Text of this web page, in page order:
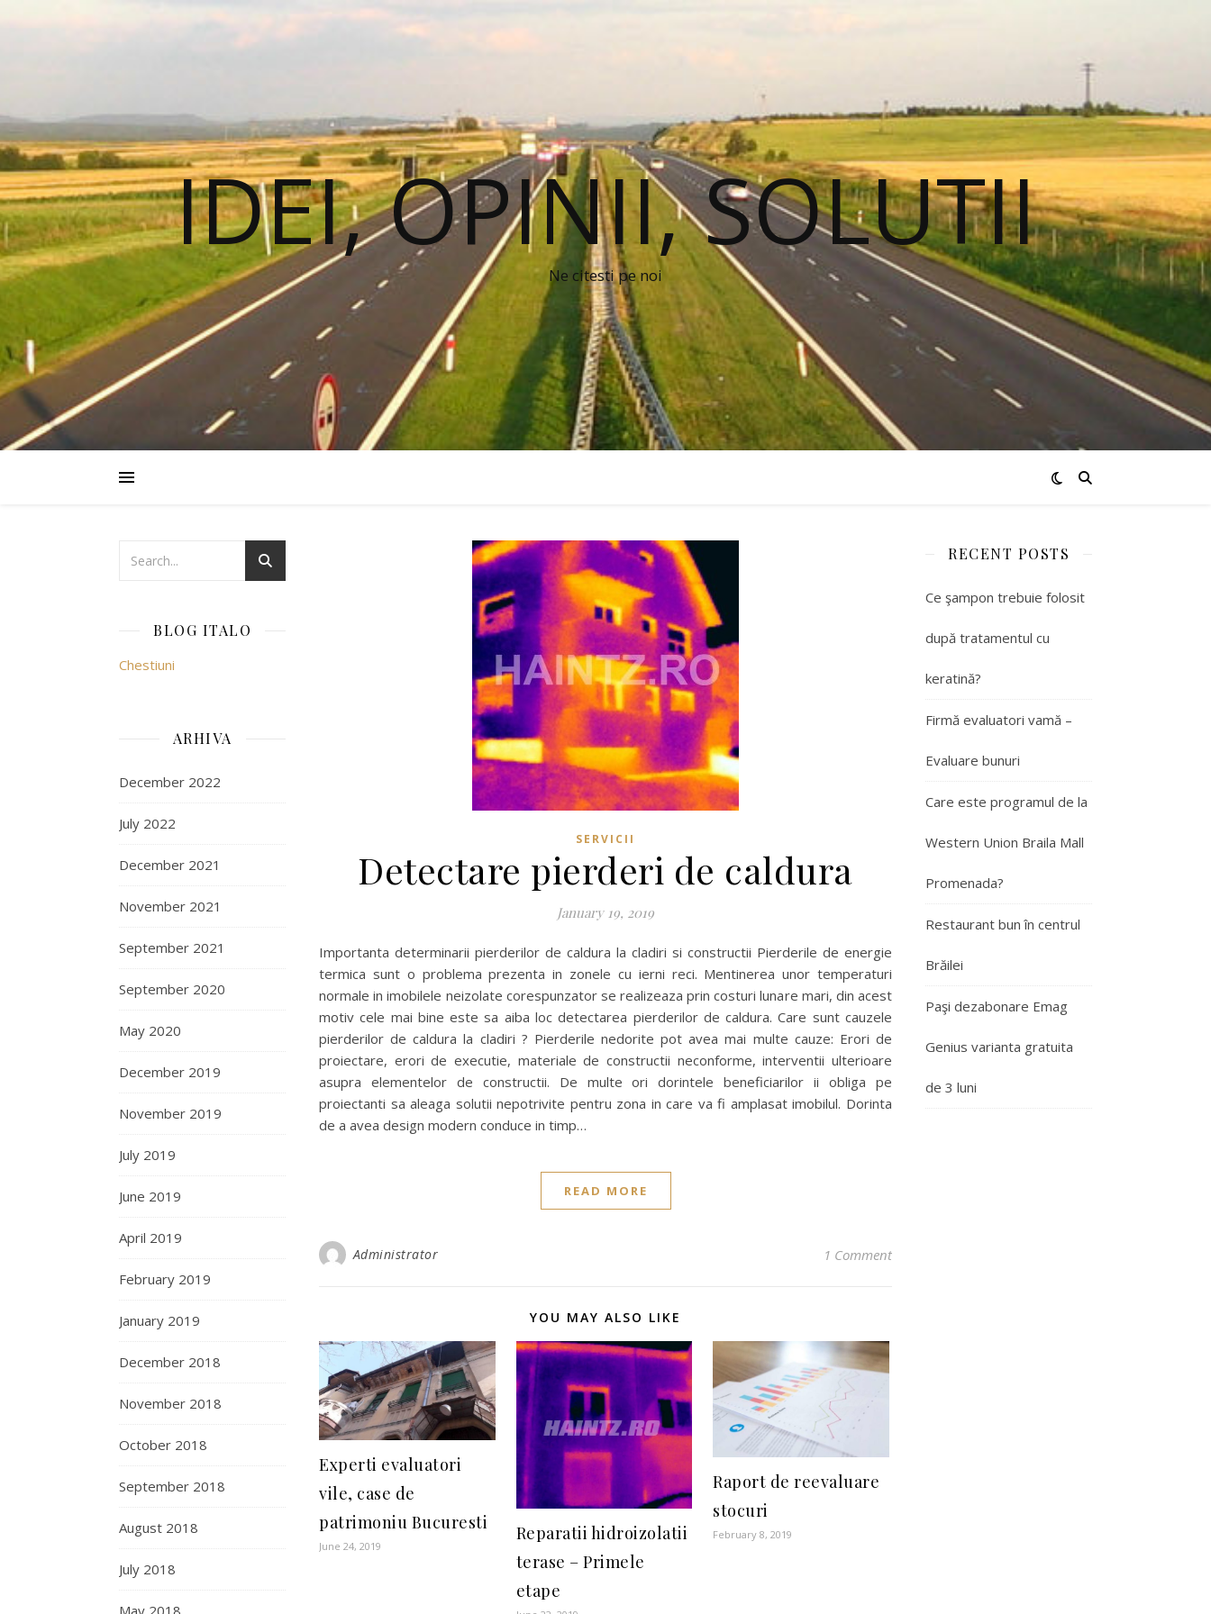
IDEI, OPINII, SOLUTII
Ne citesti pe noi
BLOG ITALO
Chestiuni
ARHIVA
December 2022
July 2022
December 2021
November 2021
September 2021
September 2020
May 2020
December 2019
November 2019
July 2019
June 2019
April 2019
February 2019
January 2019
December 2018
November 2018
October 2018
September 2018
August 2018
July 2018
May 2018
SERVICII
Detectare pierderi de caldura
January 19, 2019
Importanta determinarii pierderilor de caldura la cladiri si constructii Pierderile de energie
termica sunt o problema prezenta in zonele cu ierni reci. Mentinerea unor temperaturi
normale in imobilele neizolate corespunzator se realizeaza prin costuri lunare mari, din acest
motiv cele mai bine este sa aiba loc detectarea pierderilor de caldura. Care sunt cauzele
pierderilor de caldura la cladiri ? Pierderile nedorite pot avea mai multe cauze: Erori de
proiectare, erori de executie, materiale de constructii neconforme, interventii ulterioare
asupra elementelor de constructii. De multe ori dorintele beneficiarilor ii obliga pe
proiectanti sa aleaga solutii nepotrivite pentru zona in care va fi amplasat imobilul. Dorinta
de a avea design modern conduce in timp…
READ MORE
Administrator 1 Comment
YOU MAY ALSO LIKE
Experti evaluatori
vile, case de
patrimoniu Bucuresti
June 24, 2019
Reparatii hidroizolatii
terase – Primele
etape
Raport de reevaluare
stocuri
February 8, 2019
RECENT POSTS
Ce şampon trebuie folosit
după tratamentul cu
keratină?
Firmă evaluatori vamă –
Evaluare bunuri
Care este programul de la
Western Union Braila Mall
Promenada?
Restaurant bun în centrul
Brăilei
Paşi dezabonare Emag
Genius varianta gratuita
de 3 luni